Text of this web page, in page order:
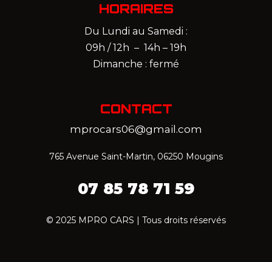
HORAIRES
Du Lundi au Samedi :
09h / 12h – 14h – 19h
Dimanche : fermé
CONTACT
mprocars06@gmail.com
765 Avenue Saint-Martin, 06250 Mougins
07 85 78 71 59‬
© 2025 MPRO CARS | Tous droits réservés